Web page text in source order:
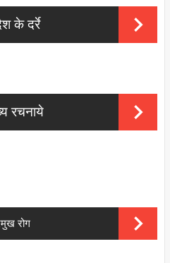
के दर्रे
रचनाये
रोग